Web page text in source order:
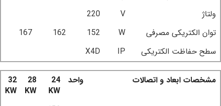
ولتاژ
V
220
توان الکتریکی مصرفی
W
152
162
167
سطح حفاظت الکتریکی
IP
X4D
مشخصات ابعاد و اتصالات واحد
24
KW
28
KW
32
KW